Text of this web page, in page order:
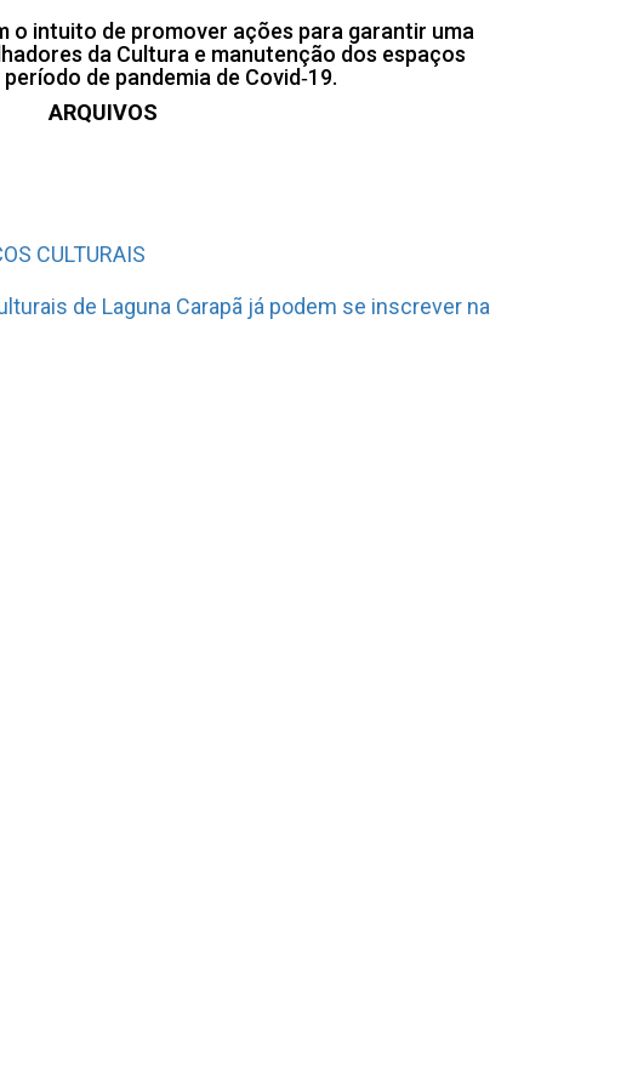
o intuito de promover ações para garantir uma
da Cultura e manutenção dos espaços
de pandemia de Covid‐19.
ARQUIVOS
CULTURAIS
de Laguna Carapã já podem se inscrever na